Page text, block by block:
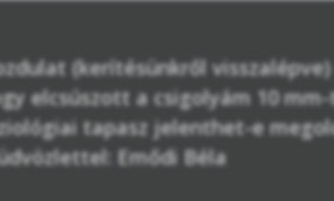
(kerítésünkről
elcsúszott a csigolyám 10
tapasz jelenthet-e
Emődi Béla